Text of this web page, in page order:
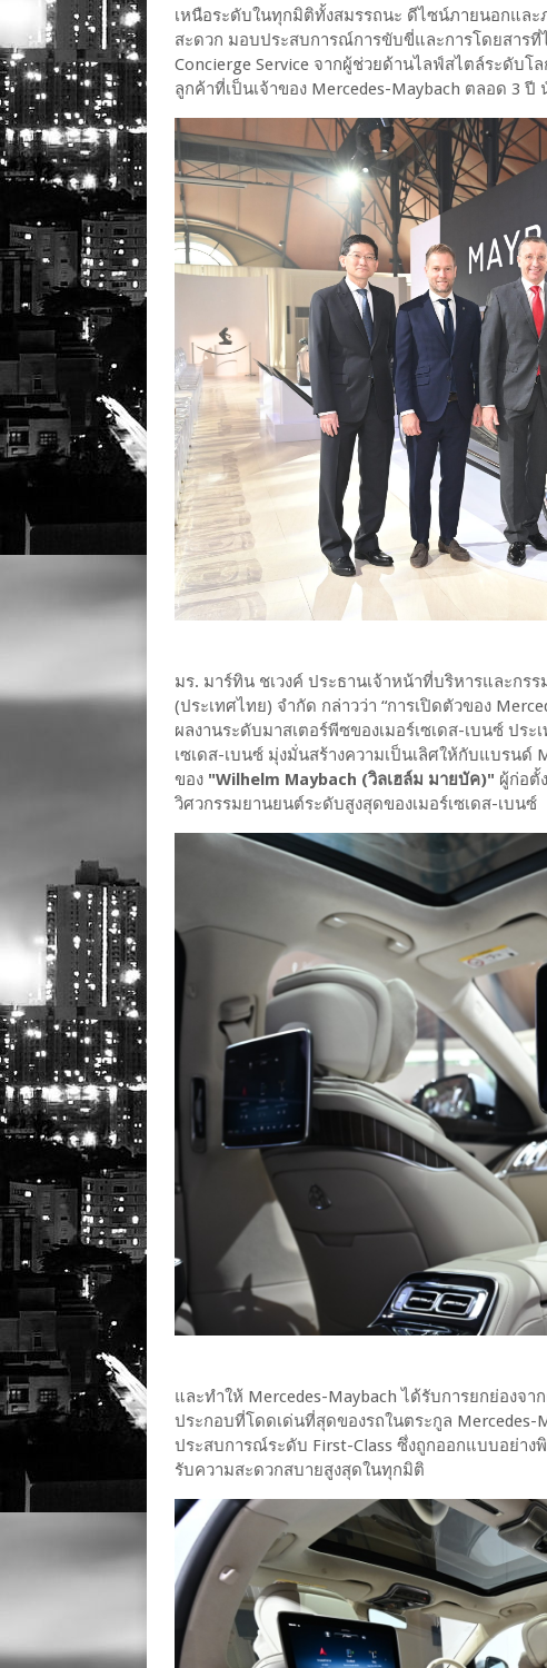
เหนือระดับในทุกมิติทั้งสมรรถนะ ดีไซน์ภายนอกแล
สะดวก มอบประสบการณ์การขับขี่และการโดยสารที่
Concierge Service จากผู้ช่วยด้านไลฟ์สไตล์ระดับโล
ลูกค้าที่เป็นเจ้าของ Mercedes-Maybach ตลอด 3
มร. มาร์ทิน ชเวงค์ ประธานเจ้าหน้าที่บริหารและกร
(ประเทศไทย) จำกัด กล่าวว่า “การเปิดตัวของ
ผลงานระดับมาสเตอร์พีซของเมอร์เซเดส-เบนซ์ ปร
เซเดส-เบนซ์ มุ่งมั่นสร้างความเป็นเลิศให้กับแบรน
ของ "Wilhelm Maybach (วิลเฮล์ม มายบัค)" ผู้ก่อตั้
วิศวกรรมยานยนต์ระดับสูงสุดของเมอร์เซเดส-เบนซ์
และทำให้ Mercedes-Maybach ได้รับการยกย่องจ
ประกอบที่โดดเด่นที่สุดของรถในตระกูล
ประสบการณ์ระดับ First-Class ซึ่งถูกออกแบบอย่าง
รับความสะดวกสบายสูงสุดในทุกมิติ